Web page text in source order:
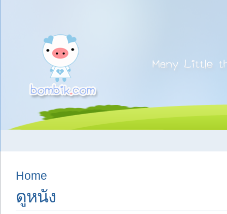
Home
ดูหนัง